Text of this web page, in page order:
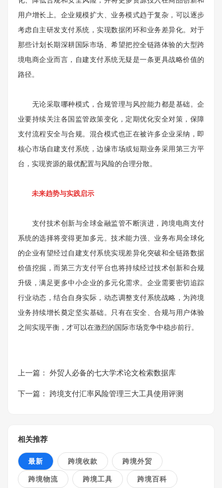
用户增长上。企业规模扩大、业务模式趋于复杂，可以逐步
考虑自主研发支付系统，实现数据闭环和业务差异化。对于
那些计划长期深耕国际市场、希望把控全链路体验的大型跨
境电商企业而言，自建支付系统无疑是一条更具战略价值的
路径。
无论采取哪种模式，合规管理与风控能力都是基础。企
业要持续关注各国监管政策变化，定期优化安全对策，保障
支付流程安全与合规。混合模式也正在被许多企业采纳，即
核心市场自建支付系统，边缘市场或短期业务采用第三方平
台，实现资源的最优配置与风险的合理分散。
未来趋势与实践启示
支付技术创新与全球金融监管不断演进，跨境电商支付
系统的选择将变得更加多元。技术能力强、业务布局全球化
的企业有望经过自建支付系统实现差异化突破和全链路数据
价值挖掘，而第三方支付平台也将持续经过技术创新和合规
升级，满足更多中小企业的多元化需求。企业需要密切追踪
行业动态，结合自身实际，动态调整支付系统战略，为跨境
业务持续增长奠定坚实基础。只有在安全、合规与用户体验
之间实现平衡，才可以在激烈的国际市场竞争中稳步前行。
上一篇： 外贸人必备的七大学术论文检索数据库
下一篇： 跨境支付汇率风险管理三大工具使用评测
相关推荐
最新 跨境收款 跨境外贸
跨境物流 跨境工具 跨境百科